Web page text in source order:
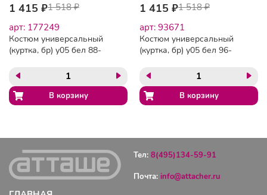
1 415 ₽1 518 ₽
арт: 177249
Костюм универсальный
(куртка, бр) у05 бел 88-
1 415 ₽1 518 ₽
арт: 93671
Костюм универсальный
(куртка, бр) у05 бел 96-
Тел: 8(495)134-59-91
Почта: info@attacher.ru